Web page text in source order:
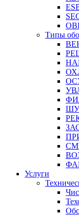
Типы
Услуги